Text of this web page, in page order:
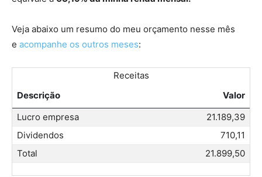
Veja abaixo um resumo do meu orçamento nesse mês
e acompanhe os outros meses:
Receitas
Descrição
Valor
Lucro empresa
21.189,39
Dividendos
710,11
Total
21.899,50